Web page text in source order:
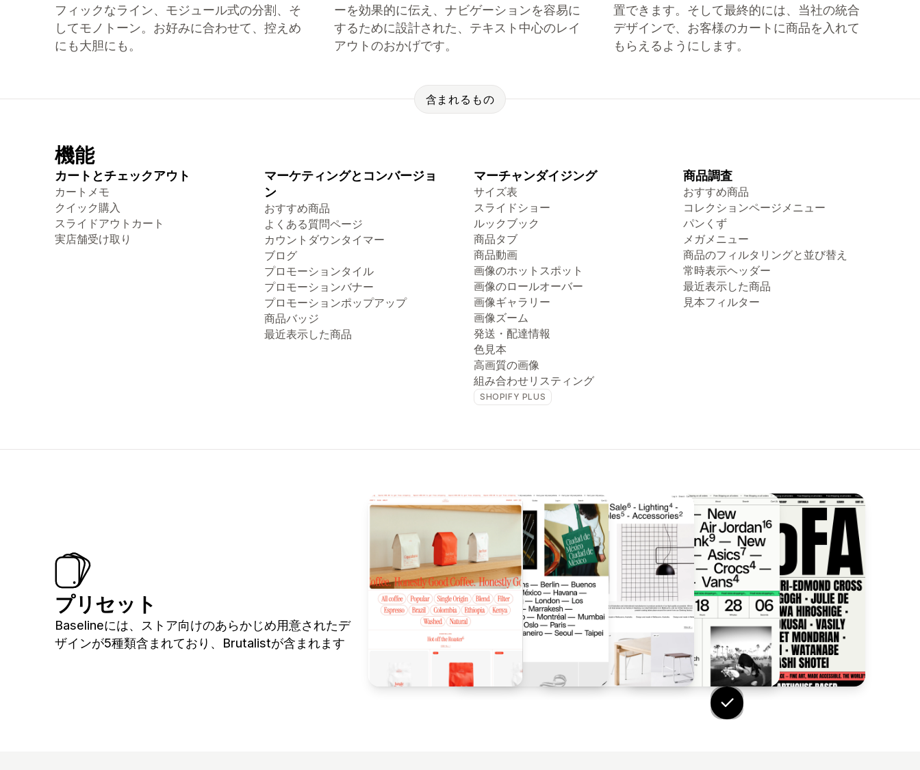
フィックなライン、モジュール式の分割、そ
してモノトーン。お好みに合わせて、控えめ
にも大胆にも。
ーを効果的に伝え、ナビゲーションを容易に
するために設計された、テキスト中心のレイ
アウトのおかげです。
置できます。そして最終的には、当社の統合
デザインで、お客様のカートに商品を入れて
もらえるようにします。
含まれるもの
機能
カートとチェックアウト
カートメモ
クイック購入
スライドアウトカート
実店舗受け取り
マーケティングとコンバージョ
ン
おすすめ商品
よくある質問ページ
カウントダウンタイマー
ブログ
プロモーションタイル
プロモーションバナー
プロモーションポップアップ
商品バッジ
最近表示した商品
マーチャンダイジング
サイズ表
スライドショー
ルックブック
商品タブ
商品動画
画像のホットスポット
画像のロールオーバー
画像ギャラリー
画像ズーム
発送・配達情報
色見本
高画質の画像
組み合わせリスティング
SHOPIFY PLUS
商品調査
おすすめ商品
コレクションページメニュー
パンくず
メガメニュー
商品のフィルタリングと並び替え
常時表示ヘッダー
最近表示した商品
見本フィルター
プリセット
Baselineには、ストア向けのあらかじめ用意されたデ
ザインが5種類含まれており、Brutalistが含まれます